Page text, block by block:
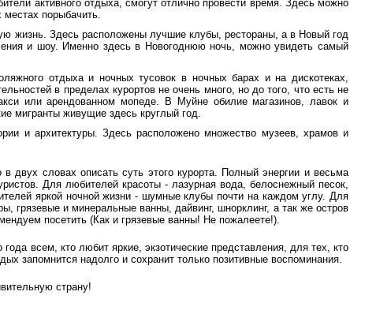
активного отдыха, смогут отлично провести время. Здесь можно
местах порыбачить.
жизнь. Здесь расположены лучшие клубы, рестораны, а в Новый год
и шоу. Именно здесь в Новогоднюю ночь, можно увидеть самый
отдыха и ночных тусовок в ночных барах и на дискотеках,
в пределах курортов не очень много, но до того, что есть не
или арендованном мопеде. В Муйне обилие магазинов, лавок и
мигранты живущие здесь круглый год.
и архитектуры. Здесь расположено множество музеев, храмов и
двух словах описать суть этого курорта. Полный энергии и весьма
Для любителей красоты - лазурная вода, белоснежный песок,
яркой ночной жизни - шумные клубы почти на каждом углу. Для
грязевые и минеральные ванны, дайвинг, шнорклинг, а так же остров
посетить (Как и грязевые ванны! Не пожалеете!).
всем, кто любит яркие, экзотические представления, для тех, кто
запомнится надолго и сохранит только позитивные воспоминания.
страну!